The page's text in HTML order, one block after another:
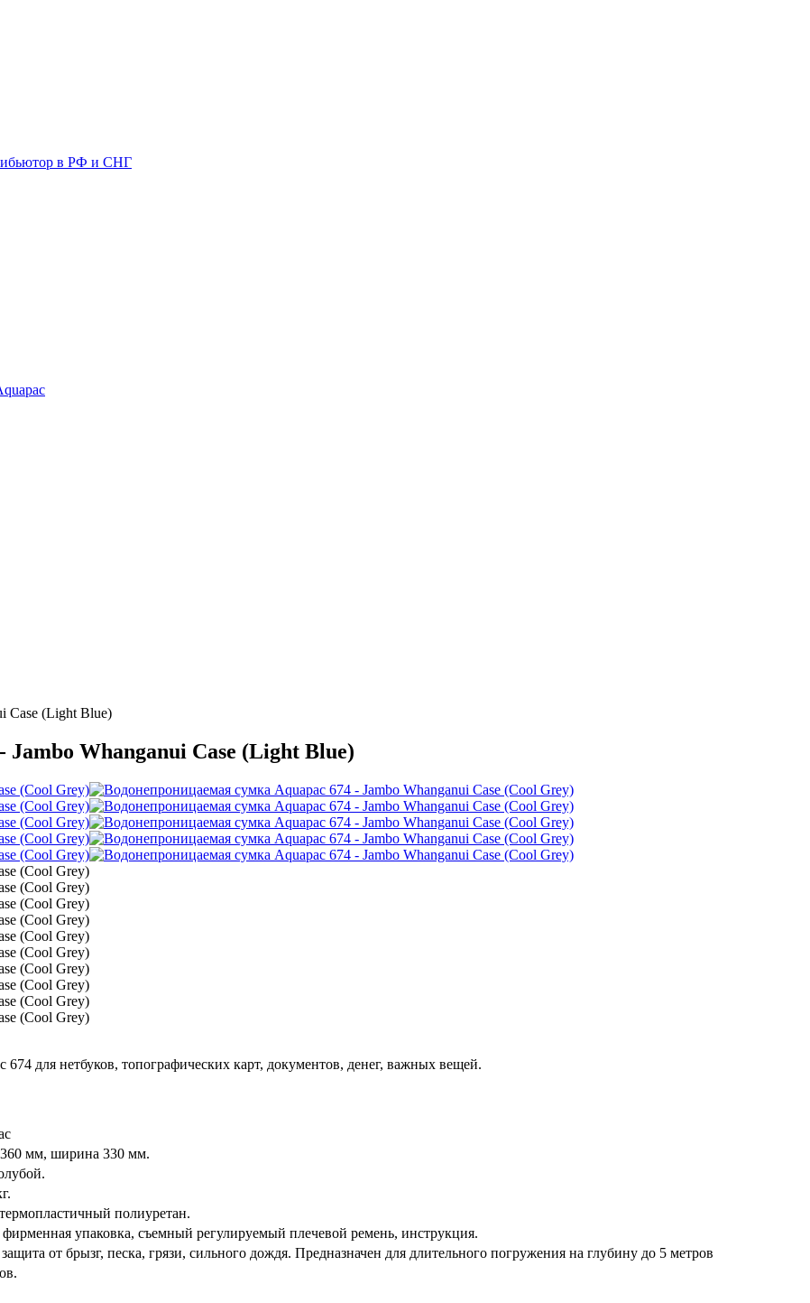
в РФ и СНГ
Case (Light Blue)
Jambo Whanganui Case (Light Blue)
для нетбуков, топографических карт, документов, денег, важных вещей.
мм, ширина 330 мм.
полиуретан.
фирменная упаковка, съемный регулируемый плечевой ремень, инструкция.
от брызг, песка, грязи, сильного дождя. Предназначен для длительного погружения на глубину до 5 метров